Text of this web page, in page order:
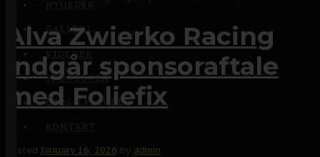
GALLERI
VIDEOER
SPONSORER
LØBS KALENDER
Alva Zwierko Racing
indgår sponsoraftale
med Foliefix
Posted January 16, 2026 by admin